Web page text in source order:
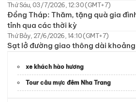
Thứ Sáu, 03/7/2026, 12:30 (GMT+7)
Đồng Tháp: Thăm, tặng quà gia
tỉnh qua các thời kỳ
Thứ Bảy, 27/6/2026, 14:10 (GMT+7)
Sạt lở đường giao thông dài
xe khách hào hương
Tour câu mực đêm Nha Trang